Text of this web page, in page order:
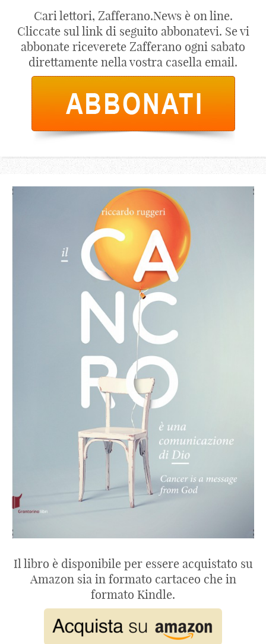
Cari lettori, Zafferano.News è on line.
Cliccate sul link di seguito abbonatevi. Se vi
abbonate riceverete Zafferano ogni sabato
direttamente nella vostra casella email.
Il libro è disponibile per essere acquistato su
Amazon sia in formato cartaceo che in
formato Kindle.